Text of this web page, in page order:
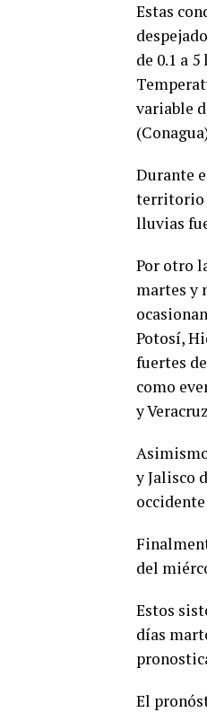
Estas
de 0.1 a
variable
Durante
territorio
lluvias
Por otro
martes y
Potosí,
fuertes
como
y
y Jalisco
del
Estos
días
El